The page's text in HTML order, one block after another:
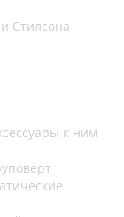
Стилсона
к ним